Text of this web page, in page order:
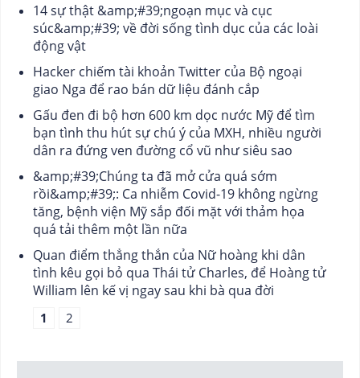
14 sự thật &amp;#39;ngoạn mục và cục
súc&amp;#39; về đời sống tình dục của các loài
động vật
Hacker chiếm tài khoản Twitter của Bộ ngoại
giao Nga để rao bán dữ liệu đánh cắp
Gấu đen đi bộ hơn 600 km dọc nước Mỹ để tìm
bạn tình thu hút sự chú ý của MXH, nhiều người
dân ra đứng ven đường cổ vũ như siêu sao
&amp;#39;Chúng ta đã mở cửa quá sớm
rồi&amp;#39;: Ca nhiễm Covid-19 không ngừng
tăng, bệnh viện Mỹ sắp đối mặt với thảm họa
quá tải thêm một lần nữa
Quan điểm thẳng thắn của Nữ hoàng khi dân
tình kêu gọi bỏ qua Thái tử Charles, để Hoàng tử
William lên kế vị ngay sau khi bà qua đời
1 2